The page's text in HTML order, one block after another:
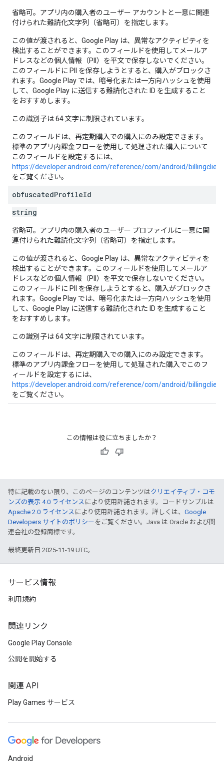
省略可。アプリ内の購入者のユーザー アカウントと一意に関連
付けられた難読化文字列（省略可）を指定します。
この値が渡されると、Google Play は、異常なアクティビティを
検出することができます。このフィールドを使用してメールア
ドレスなどの個人情報（PII）を平文で保存しないでください。
このフィールドに PII を保存しようとすると、購入がブロックさ
れます。Google Play では、暗号化または一方向ハッシュを使用
して、Google Play に送信する難読化された ID を生成すること
をおすすめします。
この識別子は 64 文字に制限されています。
このフィールドは、再定期購入での購入にのみ設定できます。
標準のアプリ内課金フローを使用して処理された購入について
このフィールドを設定するには、
https://developer.android.com/reference/com/android/
をご覧ください。
obfuscatedProfileId
string
省略可。アプリ内の購入者のユーザー プロファイルに一意に関
連付けられた難読化文字列（省略可）を指定します。
この値が渡されると、Google Play は、異常なアクティビティを
検出することができます。このフィールドを使用してメールア
ドレスなどの個人情報（PII）を平文で保存しないでください。
このフィールドに PII を保存しようとすると、購入がブロックさ
れます。Google Play では、暗号化または一方向ハッシュを使用
して、Google Play に送信する難読化された ID を生成すること
をおすすめします。
この識別子は 64 文字に制限されています。
このフィールドは、再定期購入での購入にのみ設定できます。
標準のアプリ内課金フローを使用して処理された購入でこのフ
ィールドを設定するには、
https://developer.android.com/reference/com/android/
をご覧ください。
この情報は役に立ちましたか？
特に記載のない限り、このページのコンテンツはクリエイティブ・コモ
ンズの表示 4.0 ライセンス により使用許諾されます。コードサンプルは
Apache 2.0 ライセンス により使用許諾されます。詳しくは、 Google
Developers サイトのポリシー をご覧ください。Java は Oracle および関
連会社の登録商標です。
最終更新日 2025-11-19 UTC。
サービス情報
利用規約
関連リンク
Google Play Console
公開を開始する
関連 API
Play Games サービス
Android